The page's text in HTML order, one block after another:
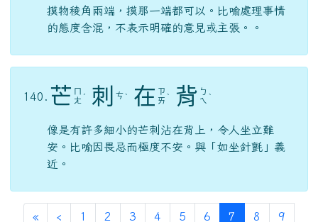
摸物稜角兩端，摸那一端都可以。比喻處理事情
的態度含混，不表示明確的意見或主張。。
140. 芒 ㄇ
ㄤ
刺 ㄘ 在 ㄗ
ㄞ
背
ㄅ
ㄟ
像是有許多細小的芒刺沾在背上，令人坐立難
安。比喻因畏忌而極度不安。與「如坐針氈」義
近。